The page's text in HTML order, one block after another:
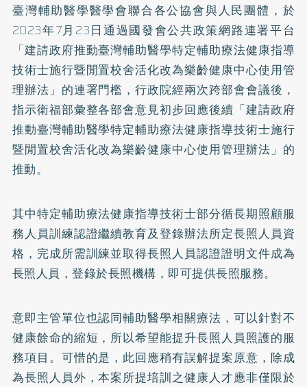
臺灣輔助醫學醫學會聯合各公協會與人民團體，於
2023年7月23日通過國發會公共政策網路連署平台
「建請政府推動臺灣輔助醫學特定輔助療法健康指導
技術士施行暨閒置校舍活化改為樂齡健康中心使用管
理辦法」的連署門檻，行政院經兩次跨部會會議後，
指示衛福部彙整各部會意見初步回應後續「建請政府
推動臺灣輔助醫學特定輔助療法健康指導技術士施行
暨閒置校舍活化改為樂齡健康中心使用管理辦法」的
推動。
其中特定輔助療法健康指導技術士部分循長期照顧服
務人員訓練認證繼續教育及登錄辦法所定長照人員資
格，完成所需訓練並取得長照人員認證證明文件成為
長照人員，登錄於長照機構，即可提供長照服務。
意即主管單位也認同輔助醫學相關療法，可以針對不
健康餘命的縮短，所以希望能提升長照人員照護的服
務項目。可惜的是，此回應稍有誤解提案原意，除成
為長照人員外，本案所提培訓之健康人才應非僅限於